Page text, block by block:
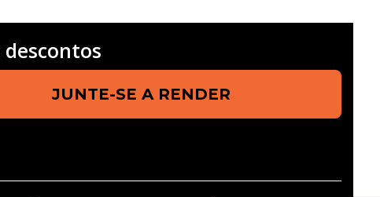
descontos